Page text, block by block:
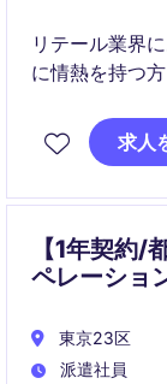
リテール業界
に情熱を持つ
貢献いただけ
求人
【1年契約
ペレーショ
東京23区
派遣社員